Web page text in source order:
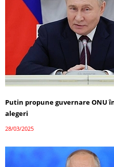
Putin propune guvernare ONU
alegeri
28/03/2025